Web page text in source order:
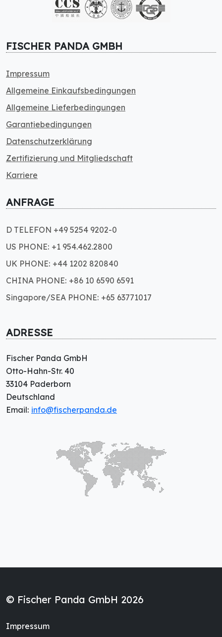
FISCHER PANDA GMBH
Impressum
Allgemeine Einkaufsbedingungen
Allgemeine Lieferbedingungen
Garantiebedingungen
Datenschutzerklärung
Zertifizierung und Mitgliedschaft
Karriere
ANFRAGE
D TELEFON +49 5254 9202-0
US PHONE: +1 954.462.2800
UK PHONE: +44 1202 820840
CHINA PHONE: +86 10 6590 6591
Singapore/SEA PHONE: +65 63771017
ADRESSE
Fischer Panda GmbH
Otto-Hahn-Str. 40
33104 Paderborn
Deutschland
Email: info@fischerpanda.de
© Fischer Panda GmbH 2026
Impressum